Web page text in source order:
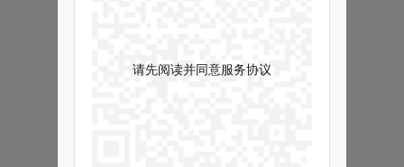
请先阅读并同意服务协议